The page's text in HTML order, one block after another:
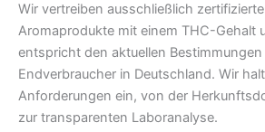
Wir vertreiben ausschließlich
Aromaprodukte mit einem THC-Gehalt
entspricht den aktuellen
Endverbraucher in Deutschland. Wir
Anforderungen ein, von der
zur transparenten Laboranalyse.